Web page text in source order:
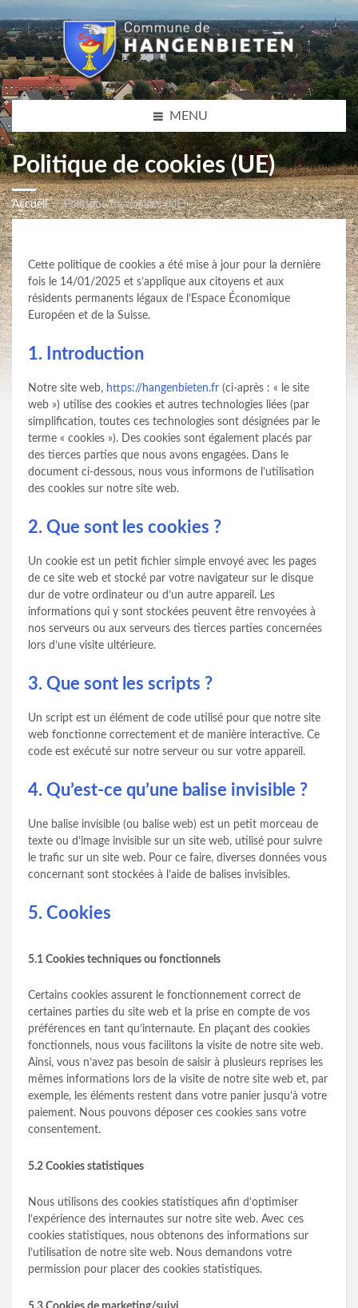
MENU
Politique de cookies (UE)
Accueil Politique de cookies (UE)
Cette politique de cookies a été mise à jour pour la dernière
fois le 14/01/2025 et s’applique aux citoyens et aux
résidents permanents légaux de l’Espace Économique
Européen et de la Suisse.
1. Introduction
Notre site web, https://hangenbieten.fr (ci-après : « le site
web ») utilise des cookies et autres technologies liées (par
simplification, toutes ces technologies sont désignées par le
terme « cookies »). Des cookies sont également placés par
des tierces parties que nous avons engagées. Dans le
document ci-dessous, nous vous informons de l’utilisation
des cookies sur notre site web.
2. Que sont les cookies ?
Un cookie est un petit fichier simple envoyé avec les pages
de ce site web et stocké par votre navigateur sur le disque
dur de votre ordinateur ou d’un autre appareil. Les
informations qui y sont stockées peuvent être renvoyées à
nos serveurs ou aux serveurs des tierces parties concernées
lors d’une visite ultérieure.
3. Que sont les scripts ?
Un script est un élément de code utilisé pour que notre site
web fonctionne correctement et de manière interactive. Ce
code est exécuté sur notre serveur ou sur votre appareil.
4. Qu’est-ce qu’une balise invisible ?
Une balise invisible (ou balise web) est un petit morceau de
texte ou d’image invisible sur un site web, utilisé pour suivre
le trafic sur un site web. Pour ce faire, diverses données vous
concernant sont stockées à l’aide de balises invisibles.
5. Cookies
5.1 Cookies techniques ou fonctionnels
Certains cookies assurent le fonctionnement correct de
certaines parties du site web et la prise en compte de vos
préférences en tant qu’internaute. En plaçant des cookies
fonctionnels, nous vous facilitons la visite de notre site web.
Ainsi, vous n’avez pas besoin de saisir à plusieurs reprises les
mêmes informations lors de la visite de notre site web et, par
exemple, les éléments restent dans votre panier jusqu’à votre
paiement. Nous pouvons déposer ces cookies sans votre
consentement.
5.2 Cookies statistiques
Nous utilisons des cookies statistiques afin d’optimiser
l’expérience des internautes sur notre site web. Avec ces
cookies statistiques, nous obtenons des informations sur
l’utilisation de notre site web. Nous demandons votre
permission pour placer des cookies statistiques.